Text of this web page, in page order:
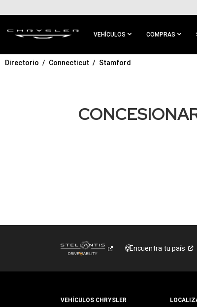
CONTENIDO
VEHÍCULOS COMPRAS
IR A
Directorio Connecticut Stamford
Encuentra tu país
VEHÍCULOS CHRYSLER